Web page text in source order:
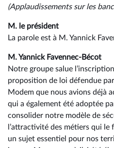
(Applaudissements sur les
M. le président
La parole est à M. Yannick
M. Yannick Favennec-Bécot
Notre groupe salue
proposition de loi défendue
Modem que nous avions déjà
qui a également été adoptée
consolider notre modèle de
l’attractivité des métiers qui
un sujet essentiel pour nos